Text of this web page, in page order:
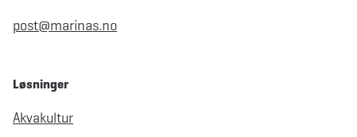
post@marinas.no
Løsninger
Akvakultur